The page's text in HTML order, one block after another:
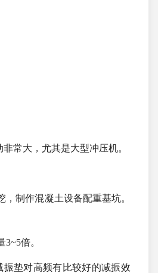
常大，尤其是大型冲压机。
制作混凝土设备配重基坑。
倍。
垫对高频有比较好的减振效